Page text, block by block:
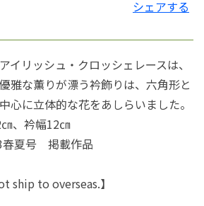
シェアする
イリッシュ・クロッシェレースは、
雅な薫りが漂う衿飾りは、六角形と
心に立体的な花をあしらいました。
㎝、衿幅12㎝
夏号 掲載作品
ship to overseas.】